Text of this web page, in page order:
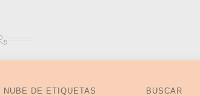
NUBE DE ETIQUETAS BUSCAR